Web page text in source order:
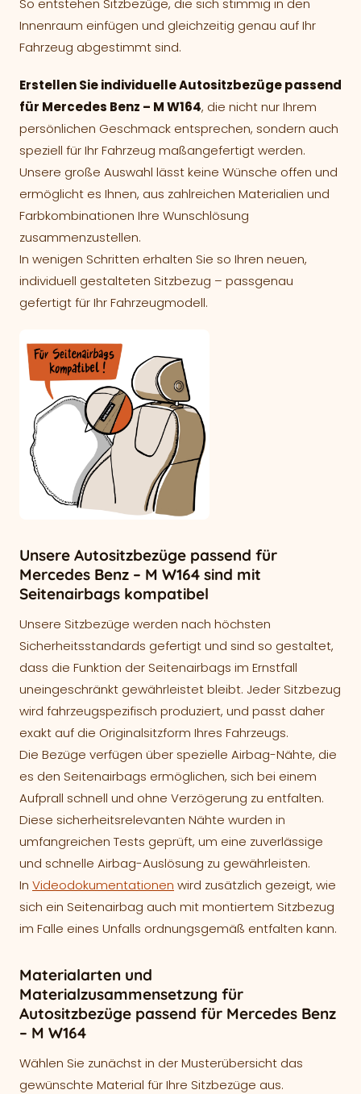
So entstehen Sitzbezüge, die sich stimmig in den
Innenraum einfügen und gleichzeitig genau auf Ihr
Fahrzeug abgestimmt sind.
Erstellen Sie individuelle Autositzbezüge passend
für Mercedes Benz – M W164, die nicht nur Ihrem
persönlichen Geschmack entsprechen, sondern auch
speziell für Ihr Fahrzeug maßangefertigt werden.
Unsere große Auswahl lässt keine Wünsche offen und
ermöglicht es Ihnen, aus zahlreichen Materialien und
Farbkombinationen Ihre Wunschlösung
zusammenzustellen.
In wenigen Schritten erhalten Sie so Ihren neuen,
individuell gestalteten Sitzbezug – passgenau
gefertigt für Ihr Fahrzeugmodell.
Unsere Autositzbezüge passend für
Mercedes Benz – M W164 sind mit
Seitenairbags kompatibel
Unsere Sitzbezüge werden nach höchsten
Sicherheitsstandards gefertigt und sind so gestaltet,
dass die Funktion der Seitenairbags im Ernstfall
uneingeschränkt gewährleistet bleibt. Jeder Sitzbezug
wird fahrzeugspezifisch produziert, und passt daher
exakt auf die Originalsitzform Ihres Fahrzeugs.
Die Bezüge verfügen über spezielle Airbag-Nähte, die
es den Seitenairbags ermöglichen, sich bei einem
Aufprall schnell und ohne Verzögerung zu entfalten.
Diese sicherheitsrelevanten Nähte wurden in
umfangreichen Tests geprüft, um eine zuverlässige
und schnelle Airbag-Auslösung zu gewährleisten.
In Videodokumentationen wird zusätzlich gezeigt, wie
sich ein Seitenairbag auch mit montiertem Sitzbezug
im Falle eines Unfalls ordnungsgemäß entfalten kann.
Materialarten und
Materialzusammensetzung für
Autositzbezüge passend für Mercedes Benz
– M W164
Wählen Sie zunächst in der Musterübersicht das
gewünschte Material für Ihre Sitzbezüge aus.